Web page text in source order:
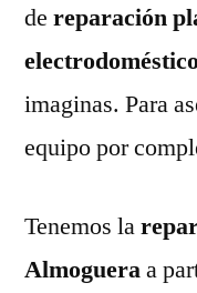
de reparación
imaginas. Para
equipo por
Tenemos la
Almogueraa